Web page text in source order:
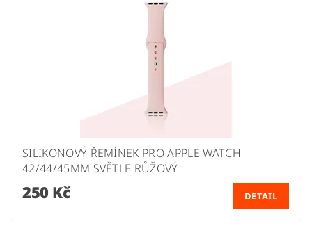
SILIKONOVÝ ŘEMÍNEK PRO APPLE WATCH
42/44/45MM SVĚTLE RŮŽOVÝ
250 Kč DETAIL